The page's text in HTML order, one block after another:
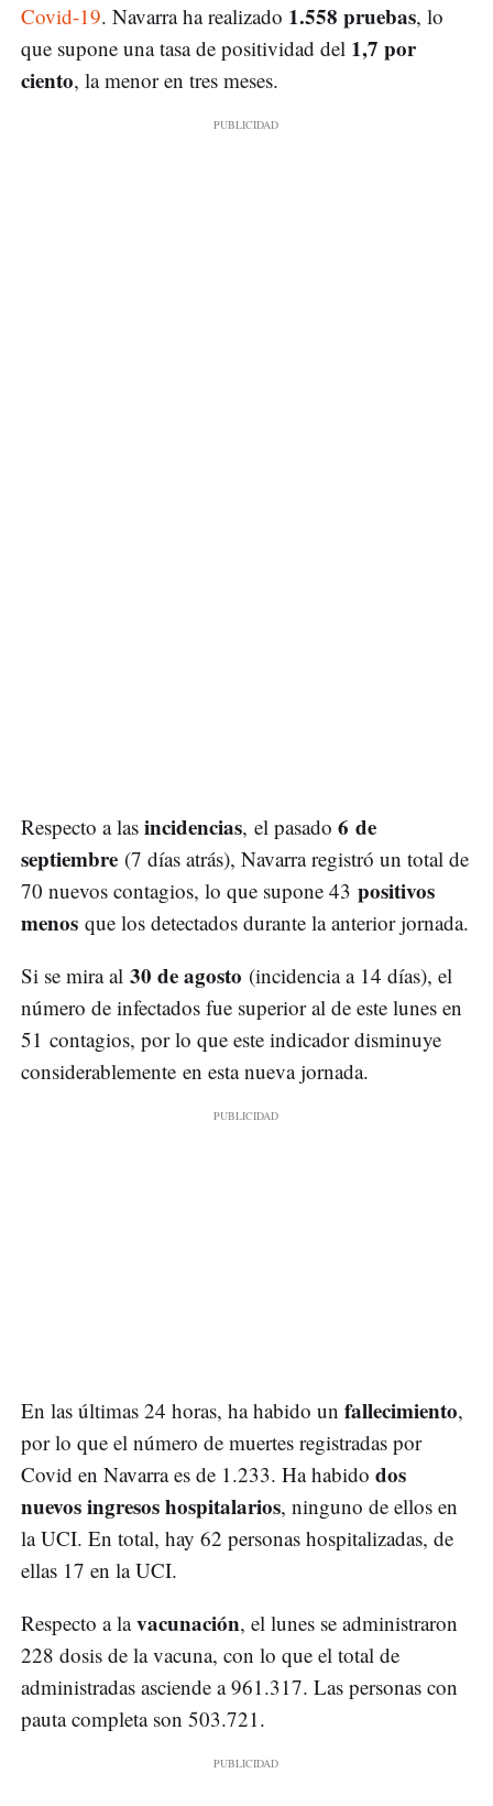
Covid-19. Navarra ha realizado 1.558 pruebas, lo
que supone una tasa de positividad del 1,7 por
ciento, la menor en tres meses.
Respecto a las incidencias, el pasado 6 de
septiembre (7 días atrás), Navarra registró un total de
70 nuevos contagios, lo que supone 43 positivos
menos que los detectados durante la anterior jornada.
Si se mira al 30 de agosto (incidencia a 14 días), el
número de infectados fue superior al de este lunes en
51 contagios, por lo que este indicador disminuye
considerablemente en esta nueva jornada.
En las últimas 24 horas, ha habido un fallecimiento,
por lo que el número de muertes registradas por
Covid en Navarra es de 1.233. Ha habido dos
nuevos ingresos hospitalarios, ninguno de ellos en
la UCI. En total, hay 62 personas hospitalizadas, de
ellas 17 en la UCI.
Respecto a lavacunación, el lunes se administraron
228 dosis de la vacuna, con lo que el total de
administradas asciende a 961.317. Las personas con
pauta completa son 503.721.